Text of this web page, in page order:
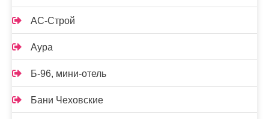
АС-Строй
Аура
Б-96, мини-отель
Бани Чеховские